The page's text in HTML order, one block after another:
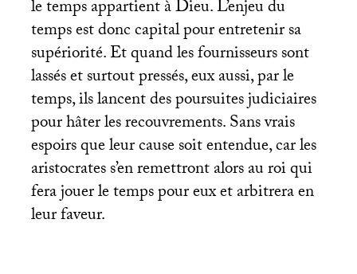
le temps appartient à Dieu. L’enjeu du
temps est donc capital pour entretenir sa
supériorité. Et quand les fournisseurs sont
lassés et surtout pressés, eux aussi, par le
temps, ils lancent des poursuites judiciaires
pour hâter les recouvrements. Sans vrais
espoirs que leur cause soit entendue, car les
aristocrates s’en remettront alors au roi qui
fera jouer le temps pour eux et arbitrera en
leur faveur.